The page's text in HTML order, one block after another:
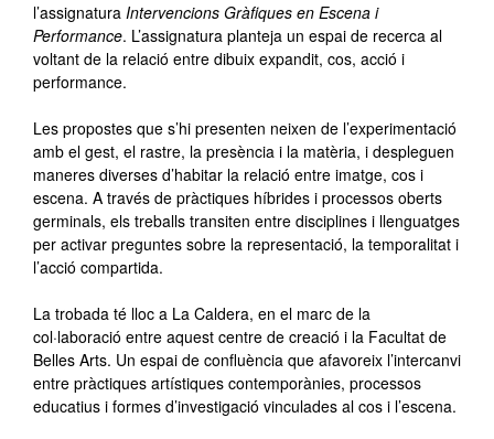
l’assignatura Intervencions Gràfiques en Escena i
Performance. L’assignatura planteja un espai de recerca al
voltant de la relació entre dibuix expandit, cos, acció i
performance.
Les propostes que s’hi presenten neixen de l’experimentació
amb el gest, el rastre, la presència i la matèria, i despleguen
maneres diverses d’habitar la relació entre imatge, cos i
escena. A través de pràctiques híbrides i processos oberts
germinals, els treballs transiten entre disciplines i llenguatges
per activar preguntes sobre la representació, la temporalitat i
l’acció compartida.
La trobada té lloc a La Caldera, en el marc de la
col·laboració entre aquest centre de creació i la Facultat de
Belles Arts. Un espai de confluència que afavoreix l’intercanvi
entre pràctiques artístiques contemporànies, processos
educatius i formes d’investigació vinculades al cos i l’escena.